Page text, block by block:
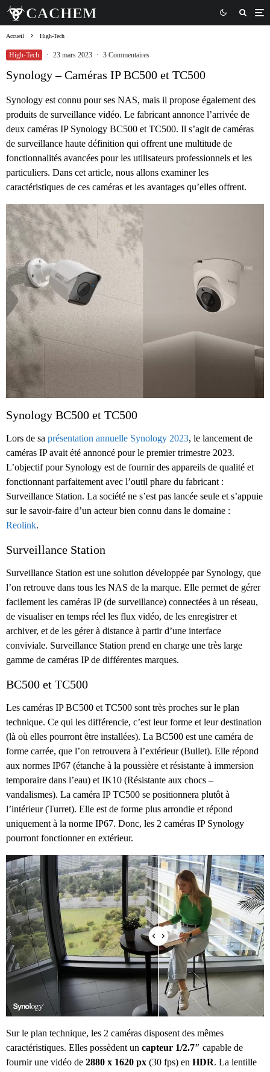
Accueil High-Tech
High-Tech · 23 mars 2023 · 3 Commentaires
Synology – Caméras IP BC500 et TC500
Synology est connu pour ses NAS, mais il propose également des
produits de surveillance vidéo. Le fabricant annonce l’arrivée de
deux caméras IP Synology BC500 et TC500. Il s’agit de caméras
de surveillance haute définition qui offrent une multitude de
fonctionnalités avancées pour les utilisateurs professionnels et les
particuliers. Dans cet article, nous allons examiner les
caractéristiques de ces caméras et les avantages qu’elles offrent.
Synology BC500 et TC500
Lors de sa présentation annuelle Synology 2023, le lancement de
caméras IP avait été annoncé pour le premier trimestre 2023.
L’objectif pour Synology est de fournir des appareils de qualité et
fonctionnant parfaitement avec l’outil phare du fabricant :
Surveillance Station. La société ne s’est pas lancée seule et s’appuie
sur le savoir-faire d’un acteur bien connu dans le domaine :
Reolink.
Surveillance Station
Surveillance Station est une solution développée par Synology, que
l’on retrouve dans tous les NAS de la marque. Elle permet de gérer
facilement les caméras IP (de surveillance) connectées à un réseau,
de visualiser en temps réel les flux vidéo, de les enregistrer et
archiver, et de les gérer à distance à partir d’une interface
conviviale. Surveillance Station prend en charge une très large
gamme de caméras IP de différentes marques.
BC500 et TC500
Les caméras IP BC500 et TC500 sont très proches sur le plan
technique. Ce qui les différencie, c’est leur forme et leur destination
(là où elles pourront être installées). La BC500 est une caméra de
forme carrée, que l’on retrouvera à l’extérieur (Bullet). Elle répond
aux normes IP67 (étanche à la poussière et résistante à immersion
temporaire dans l’eau) et IK10 (Résistante aux chocs –
vandalismes). La caméra IP TC500 se positionnera plutôt à
l’intérieur (Turret). Elle est de forme plus arrondie et répond
uniquement à la norme IP67. Donc, les 2 caméras IP Synology
pourront fonctionner en extérieur.
Sur le plan technique, les 2 caméras disposent des mêmes
caractéristiques. Elles possèdent un capteur 1/2.7″ capable de
fournir une vidéo de 2880 x 1620 px (30 fps) en HDR. La lentille